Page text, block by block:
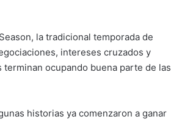
la tradicional temporada de
intereses cruzados y
ocupando buena parte de las
historias ya comenzaron a ganar